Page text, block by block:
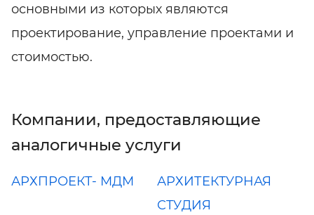
основными из которых являются
проектирование, управление проектами и
стоимостью.
Компании, предоставляющие
аналогичные услуги
АРХПРОЕКТ- МДМ
АРХИТЕКТУРНАЯ
СТУДИЯ